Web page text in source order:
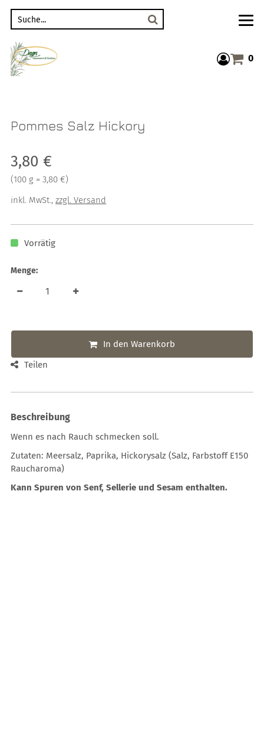
0
Pommes Salz Hickory
Verkaufspreis: 3,80 €
3,80 €
Preis pro 100 g = 3,80 €
(100 g = 3,80 €)
inkl. MwSt.,zzgl. Versand
Vorrätig
Menge:
In den Warenkorb
Teilen
Beschreibung
Wenn es nach Rauch schmecken soll.
Zutaten: Meersalz, Paprika, Hickorysalz (Salz, Farbstoff E150
Raucharoma)
Kann Spuren von Senf, Sellerie und Sesam enthalten.